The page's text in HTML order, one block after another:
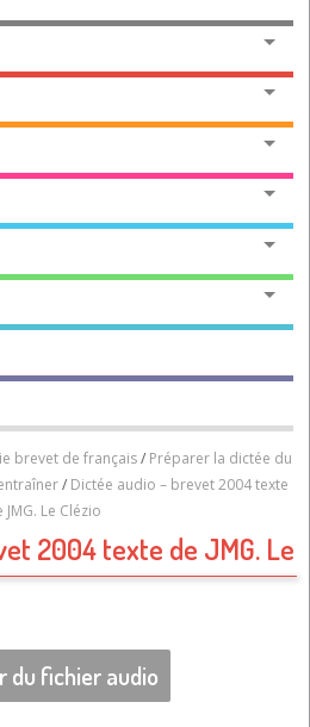
brevet de français/ Préparer la dictée du
/ Dictée audio – brevet 2004 texte
JMG. Le Clézio
2004 texte de JMG. Le
du fichier audio